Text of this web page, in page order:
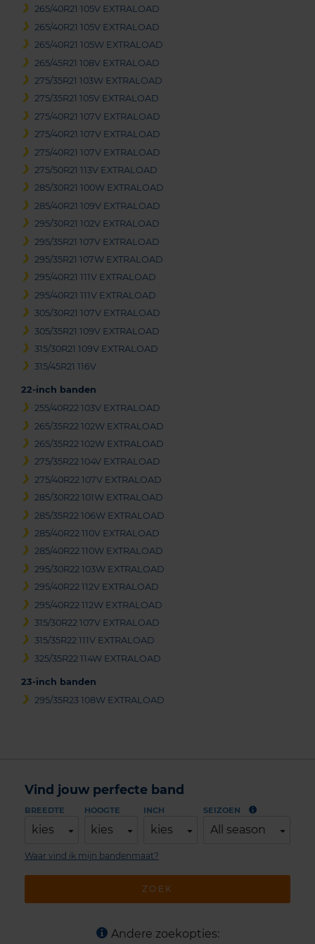
265/40R21 105V EXTRALOAD
265/40R21 105V EXTRALOAD
265/40R21 105W EXTRALOAD
265/45R21 108V EXTRALOAD
275/35R21 103W EXTRALOAD
275/35R21 105V EXTRALOAD
275/40R21 107V EXTRALOAD
275/40R21 107V EXTRALOAD
275/40R21 107V EXTRALOAD
275/50R21 113V EXTRALOAD
285/30R21 100W EXTRALOAD
285/40R21 109V EXTRALOAD
295/30R21 102V EXTRALOAD
295/35R21 107V EXTRALOAD
295/35R21 107W EXTRALOAD
295/40R21 111V EXTRALOAD
295/40R21 111V EXTRALOAD
305/30R21 107V EXTRALOAD
305/35R21 109V EXTRALOAD
315/30R21 109V EXTRALOAD
315/45R21 116V
22-inch banden
255/40R22 103V EXTRALOAD
265/35R22 102W EXTRALOAD
265/35R22 102W EXTRALOAD
275/35R22 104V EXTRALOAD
275/40R22 107V EXTRALOAD
285/30R22 101W EXTRALOAD
285/35R22 106W EXTRALOAD
285/40R22 110V EXTRALOAD
285/40R22 110W EXTRALOAD
295/30R22 103W EXTRALOAD
295/40R22 112V EXTRALOAD
295/40R22 112W EXTRALOAD
315/30R22 107V EXTRALOAD
315/35R22 111V EXTRALOAD
325/35R22 114W EXTRALOAD
23-inch banden
295/35R23 108W EXTRALOAD
Vind jouw perfecte band
BREEDTE
kies
HOOGTE
kies
INCH
kies
SEIZOEN
All season
ZOEK
Waar vind ik mijn bandenmaat?
Andere zoekopties: